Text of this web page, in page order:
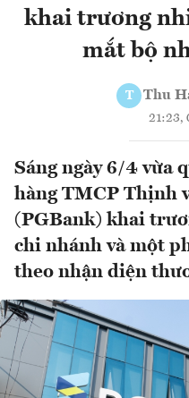
khai trương
mắt bộ
T Thu
21:23,
Sáng ngày 6/4 vừa
hàng TMCP Thịnh
(PGBank) khai
chi nhánh và một
theo nhận diện